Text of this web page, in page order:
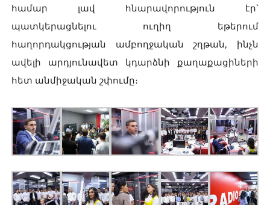
համար լավ հնարավորություն էր`
պատկերացնելու ուղիղ եթերում
հաղորդակցության ամբողջական շղթան, ինչն
ավելի արդյունավետ կդարձնի քաղաքացիների
հետ անմիջական շփումը։